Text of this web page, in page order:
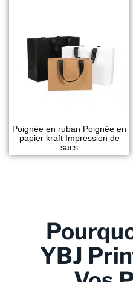
Poignée en ruban Poignée en
papier kraft Impression de
sacs
YBJ